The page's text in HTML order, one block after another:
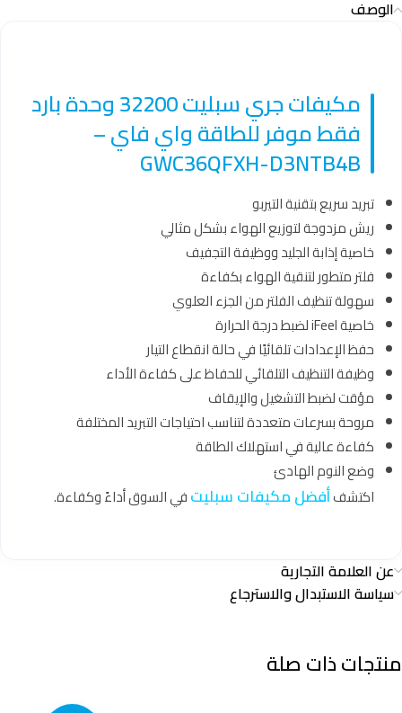
الوصف
مكيفات جري سبليت 32200 وحدة بارد
فقط موفر للطاقة واي فاي –
GWC36QFXH-D3NTB4B
تبريد سريع بتقنية التيربو
ريش مزدوجة لتوزيع الهواء بشكل مثالي
خاصية إذابة الجليد ووظيفة التجفيف
فلتر متطور لتنقية الهواء بكفاءة
سهولة تنظيف الفلتر من الجزء العلوي
خاصية iFeel لضبط درجة الحرارة
حفظ الإعدادات تلقائيًا في حالة انقطاع التيار
وظيفة التنظيف التلقائي للحفاظ على كفاءة الأداء
مؤقت لضبط التشغيل والإيقاف
مروحة بسرعات متعددة لتناسب احتياجات التبريد المختلفة
كفاءة عالية في استهلاك الطاقة
وضع النوم الهادئ
اكتشفأفضل مكيفات سبليتفي السوق أداءً وكفاءة.
عن العلامة التجارية
سياسة الاستبدال والاسترجاع
منتجات ذات صلة